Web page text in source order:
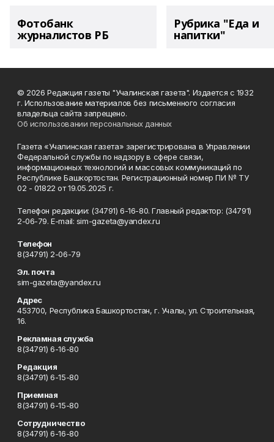
Фотобанк
журналистов РБ
Рубрика "Еда и
напитки"
© 2026 Редакция газеты "Учалинская газета". Издается с 1932
г. Использование материалов без письменного согласия
владельца сайта запрещено.
Об использовании персональных данных
Газета «Учалинская газета» зарегистрирована в Управлении
Федеральной службы по надзору в сфере связи,
информационных технологий и массовых коммуникаций по
Республике Башкортостан. Регистрационный номер ПИ № ТУ
02 - 01822 от 19.05.2025 г.
Телефон редакции: (34791) 6-16-80. Главный редактор: (34791)
2-06-79. Е-mаil: sim-gazeta@yandex.ru
Телефон
8(34791) 2-06-79
Эл. почта
sim-gazeta@yandex.ru
Адрес
453700, Республика Башкортостан, г. Учалы, ул. Строительная,
16.
Рекламная служба
8(34791) 6-16-80
Редакция
8(34791) 6-15-80
Приемная
8(34791) 6-15-80
Сотрудничество
8(34791) 6-16-80